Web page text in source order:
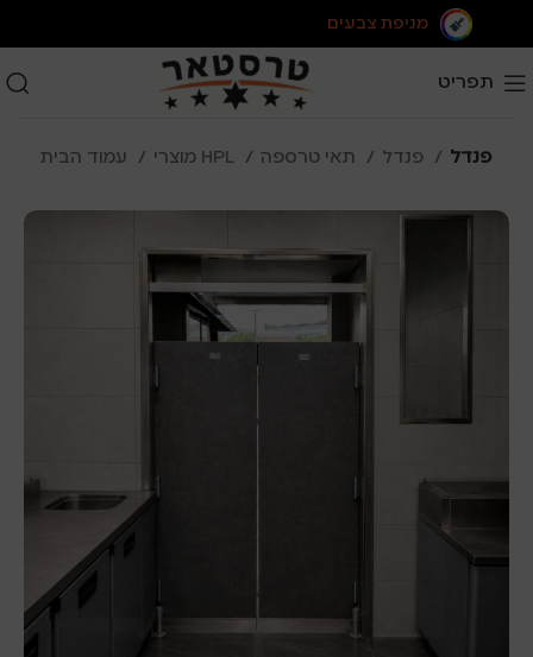
מניפת צבעים
תפריט
מוצרי HPL פנדל